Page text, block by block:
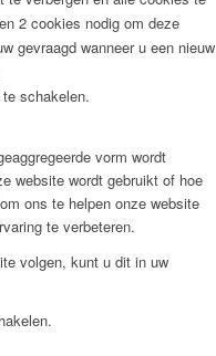
2 cookies nodig om deze
gevraagd wanneer u een nieuw
schakelen.
vorm wordt
website wordt gebruikt of hoe
ons te helpen onze website
te verbeteren.
volgen, kunt u dit in uw